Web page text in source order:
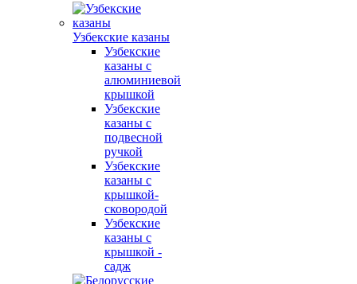
Узбекские казаны
Узбекские
казаны с
алюминиевой
крышкой
Узбекские
казаны с
подвесной
ручкой
Узбекские
казаны с
крышкой-
сковородой
Узбекские
казаны с
крышкой -
садж